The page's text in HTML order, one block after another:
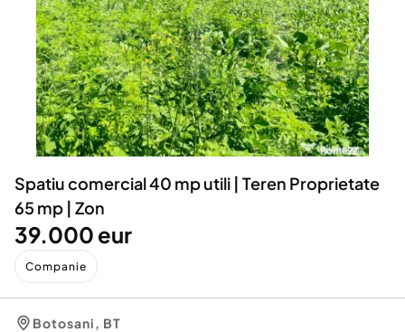
Servicii
Animale de companie
Afaceri și echipamente profesionale
Inchiriere Bunuri si Vehicule
Utilaje agricole si industriale
Piese auto si accesorii
Dacia Duster
Spatiu comercial 40 mp utili | Teren Proprietate
65 mp | Zon
39.000 eur
Companie
Botosani, BT